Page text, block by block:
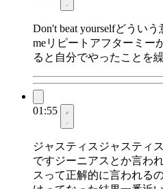
Don't beat yourselfどうい
meリピートアフターミー
ると自分でやったことを
01:55
ジャスティスジャスティ
ですジーニアスとか言わ
スって正解的に言われる